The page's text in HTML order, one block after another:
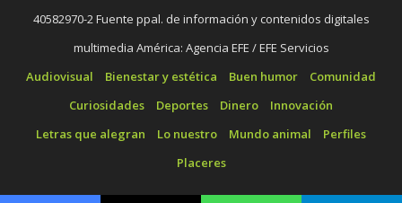
40582970-2 Fuente ppal. de información y contenidos digitales
multimedia América: Agencia EFE / EFE Servicios
Audiovisual
Bienestar y estética Buen humor
Comunidad
Curiosidades
Deportes Dinero
Innovación
Letras que alegran
Lo nuestro Mundo animal
Perfiles
Placeres